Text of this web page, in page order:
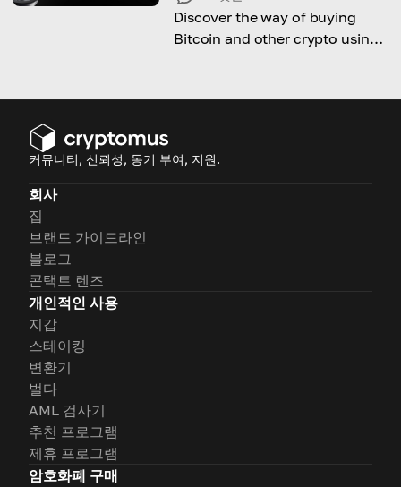
Discover the way of buying
Bitcoin and other crypto using
커뮤니티, 신뢰성, 동기 부여, 지원.
회사
집
브랜드 가이드라인
블로그
콘택트 렌즈
개인적인 사용
지갑
스테이킹
변환기
벌다
AML 검사기
추천 프로그램
제휴 프로그램
암호화폐 구매